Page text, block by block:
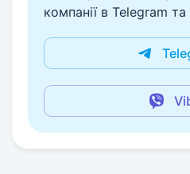
компанії в Telegram та